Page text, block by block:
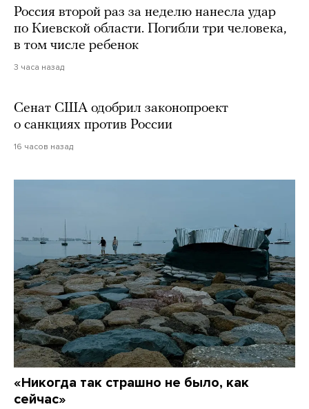
Россия второй раз за неделю нанесла удар
по Киевской области. Погибли три человека,
в том числе ребенок
3 часа назад
Сенат США одобрил законопроект
о санкциях против России
16 часов назад
«Никогда так страшно не было, как
сейчас»